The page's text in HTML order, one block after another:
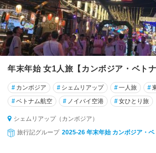
年末年始 女1人旅【カンボジア・ベトナ
# カンボジア # シェムリアップ #一人旅 #
#ベトナム航空 # ノイバイ空港 #女ひとり旅
シェムリアップ（カンボジア）
旅行記グループ 2025-26 年末年始 カンボジア・